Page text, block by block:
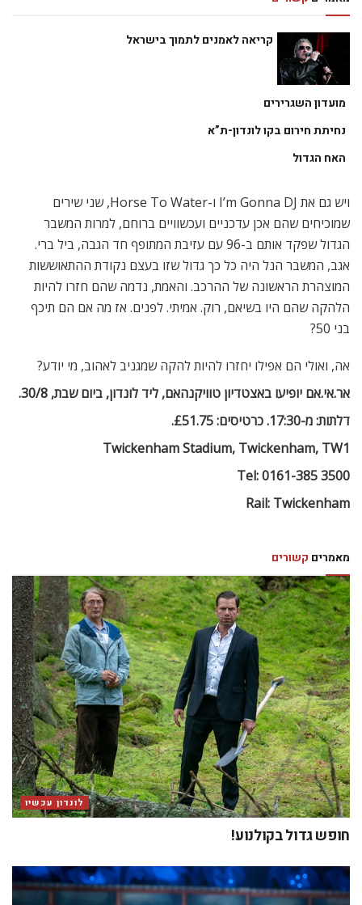
קריאה לאמנים לתמוך בישראל
מועדון השגרירים
נחיתת חירום בקו לונדון-ת”א
האח הגדול
ויש גם את I’m Gonna DJ ו-Horse To Water, שני שירים
שמוכיחים שהם אכן עדכניים ועכשוויים ברוחם, למרות המשבר
הגדול שפקד אותם ב-96 עם עזיבת המתופף חד הגבה, ביל ברי.
אגב, המשבר הנל היה כל כך גדול שזו בעצם נקודת ההתאוששות
המוצהרת הראשונה של ההרכב. והאמת, נדמה שהם חזרו להיות
הלהקה שהם היו בשיאם, רוק. אמיתי. לפנים. אז מה אם הם תיכף
בני 50?
אה, ואולי הם אפילו יחזרו להיות להקה שמגניב לאהוב, מי יודע?
אר.אי.אם יופיעו באצטדיון טוויקנהאם, ליד לונדון, ביום שבת, 30/8.
דלתות: מ-17:30. כרטיסים: £51.75.
Twickenham Stadium, Twickenham, TW1
Tel: 0161-385 3500
Rail: Twickenham
מאמרים קשורים
לונדון עכשיו
חופש גדול בקולנוע!